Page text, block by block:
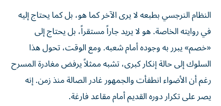
النظام النرجسي بطبعه لا يرى الآخر كما هو، بل كما يحتاج إليه
في روايته الخاصة. هو لا يريد جاراً مستقراً، بل يحتاج إلى
«خصم» يبرر به وجوده أمام شعبه. ومع الوقت، تحول هذا
السلوك إلى حالة إنكار كبرى، تشبه ممثلاً يرفض مغادرة المسرح
رغم أن الأضواء انطفأت والجمهور غادر الصالة منذ زمن. إنه
يصر على تكرار دوره القديم أمام مقاعد فارغة.